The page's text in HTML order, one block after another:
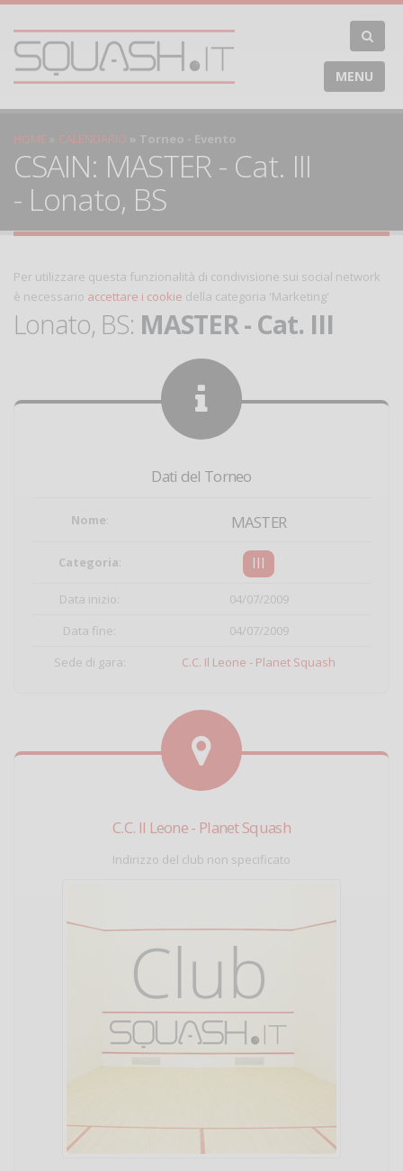
MENU
HOME CALENDARIO Torneo - Evento
CSAIN: MASTER - Cat. III
- Lonato, BS
Per utilizzare questa funzionalità di condivisione sui social network
è necessario accettare i cookie della categoria 'Marketing'
Lonato, BS: MASTER - Cat. III
Dati del Torneo
Nome: MASTER
Categoria: III
Data inizio:
04/07/2009
Data fine:
04/07/2009
Sede di gara:
C.C. Il Leone - Planet Squash
C.C. Il Leone - Planet Squash
Indirizzo del club non specificato